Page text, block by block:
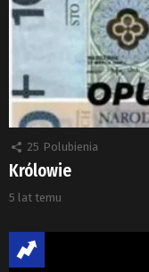
25 Polubienia
Królowie
5 lat temu